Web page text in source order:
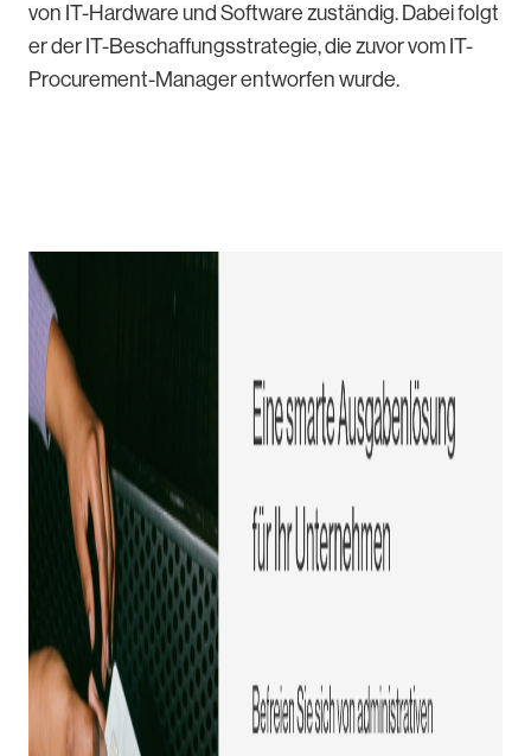
von IT-Hardware und Software zuständig. Dabei folgt
er der IT-Beschaffungsstrategie, die zuvor vom IT-
Procurement-Manager entworfen wurde.